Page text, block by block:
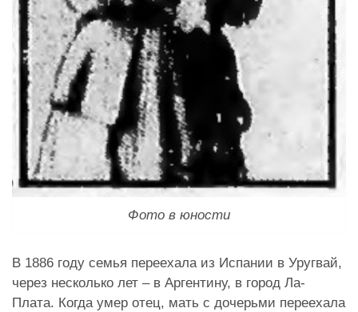
Фото в юности
В 1886 году семья переехала из Испании в Уругвай,
через несколько лет – в Аргентину, в город Ла-
Плата. Когда умер отец, мать с дочерьми переехала